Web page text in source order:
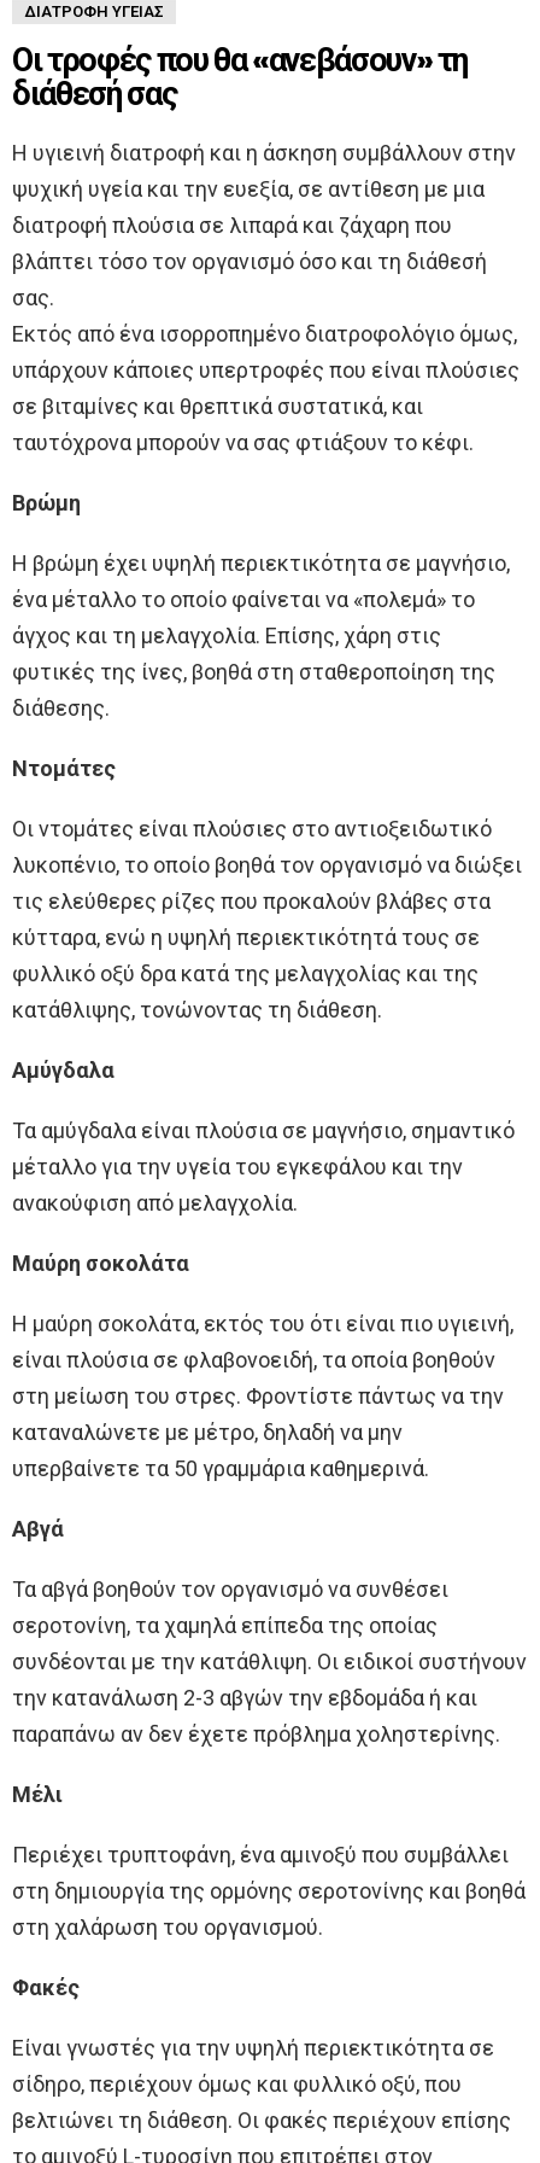
ΔΙΑΤΡΟΦΉ ΥΓΕΊΑΣ
Οι τροφές που θα «ανεβάσουν» τη
διάθεσή σας
Η υγιεινή διατροφή και η άσκηση συμβάλλουν στην
ψυχική υγεία και την ευεξία, σε αντίθεση με μια
διατροφή πλούσια σε λιπαρά και ζάχαρη που
βλάπτει τόσο τον οργανισμό όσο και τη διάθεσή
σας.
Εκτός από ένα ισορροπημένο διατροφολόγιο όμως,
υπάρχουν κάποιες υπερτροφές που είναι πλούσιες
σε βιταμίνες και θρεπτικά συστατικά, και
ταυτόχρονα μπορούν να σας φτιάξουν το κέφι.
Βρώμη
Η βρώμη έχει υψηλή περιεκτικότητα σε μαγνήσιο,
ένα μέταλλο το οποίο φαίνεται να «πολεμά» το
άγχος και τη μελαγχολία. Επίσης, χάρη στις
φυτικές της ίνες, βοηθά στη σταθεροποίηση της
διάθεσης.
Ντομάτες
Οι ντομάτες είναι πλούσιες στο αντιοξειδωτικό
λυκοπένιο, το οποίο βοηθά τον οργανισμό να διώξει
τις ελεύθερες ρίζες που προκαλούν βλάβες στα
κύτταρα, ενώ η υψηλή περιεκτικότητά τους σε
φυλλικό οξύ δρα κατά της μελαγχολίας και της
κατάθλιψης, τονώνοντας τη διάθεση.
Αμύγδαλα
Τα αμύγδαλα είναι πλούσια σε μαγνήσιο, σημαντικό
μέταλλο για την υγεία του εγκεφάλου και την
ανακούφιση από μελαγχολία.
Μαύρη σοκολάτα
Η μαύρη σοκολάτα, εκτός του ότι είναι πιο υγιεινή,
είναι πλούσια σε φλαβονοειδή, τα οποία βοηθούν
στη μείωση του στρες. Φροντίστε πάντως να την
καταναλώνετε με μέτρο, δηλαδή να μην
υπερβαίνετε τα 50 γραμμάρια καθημερινά.
Αβγά
Τα αβγά βοηθούν τον οργανισμό να συνθέσει
σεροτονίνη, τα χαμηλά επίπεδα της οποίας
συνδέονται με την κατάθλιψη. Οι ειδικοί συστήνουν
την κατανάλωση 2-3 αβγών την εβδομάδα ή και
παραπάνω αν δεν έχετε πρόβλημα χοληστερίνης.
Μέλι
Περιέχει τρυπτοφάνη, ένα αμινοξύ που συμβάλλει
στη δημιουργία της ορμόνης σεροτονίνης και βοηθά
στη χαλάρωση του οργανισμού.
Φακές
Είναι γνωστές για την υψηλή περιεκτικότητα σε
σίδηρο, περιέχουν όμως και φυλλικό οξύ, που
βελτιώνει τη διάθεση. Οι φακές περιέχουν επίσης
το αμινοξύ L-τυροσίνη που επιτρέπει στον